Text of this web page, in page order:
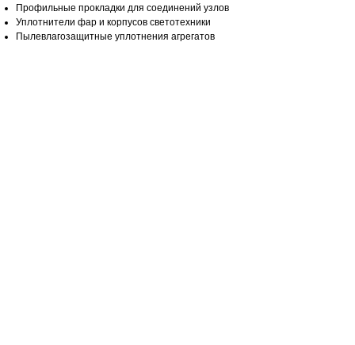
Профильные прокладки для соединений узлов
Уплотнители фар и корпусов светотехники
Пылевлагозащитные уплотнения агрегатов